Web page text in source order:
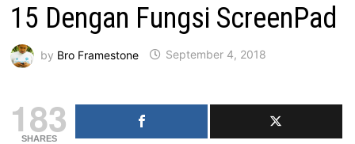
15 Dengan Fungsi ScreenPad
by Bro Framestone September 4, 2018
183
SHARES